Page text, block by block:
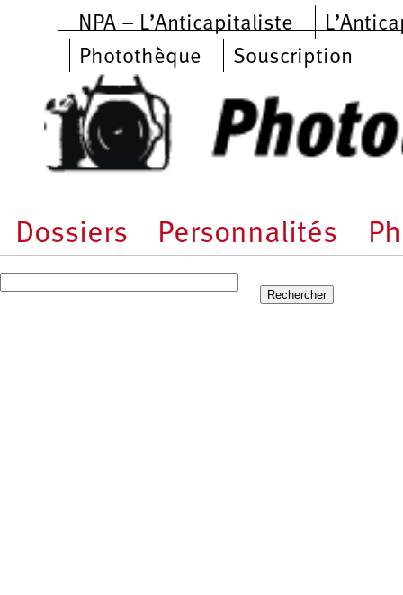
Aller au contenu principal
NPA – L’Anticapitaliste
Photothèque
Souscription
Dossiers Personnalités